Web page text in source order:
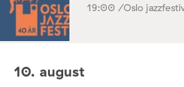
19:00 /Oslo
10. august